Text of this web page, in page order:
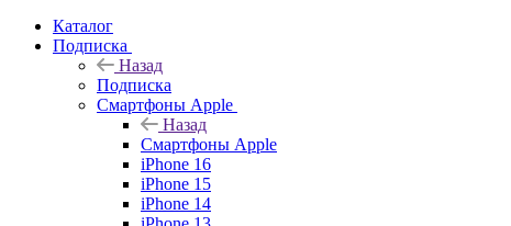
Каталог
Подписка
Назад
Подписка
Смартфоны Apple
Назад
Смартфоны Apple
iPhone 16
iPhone 15
iPhone 14